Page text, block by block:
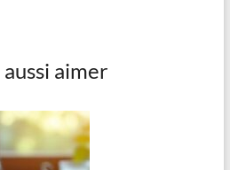
aimer